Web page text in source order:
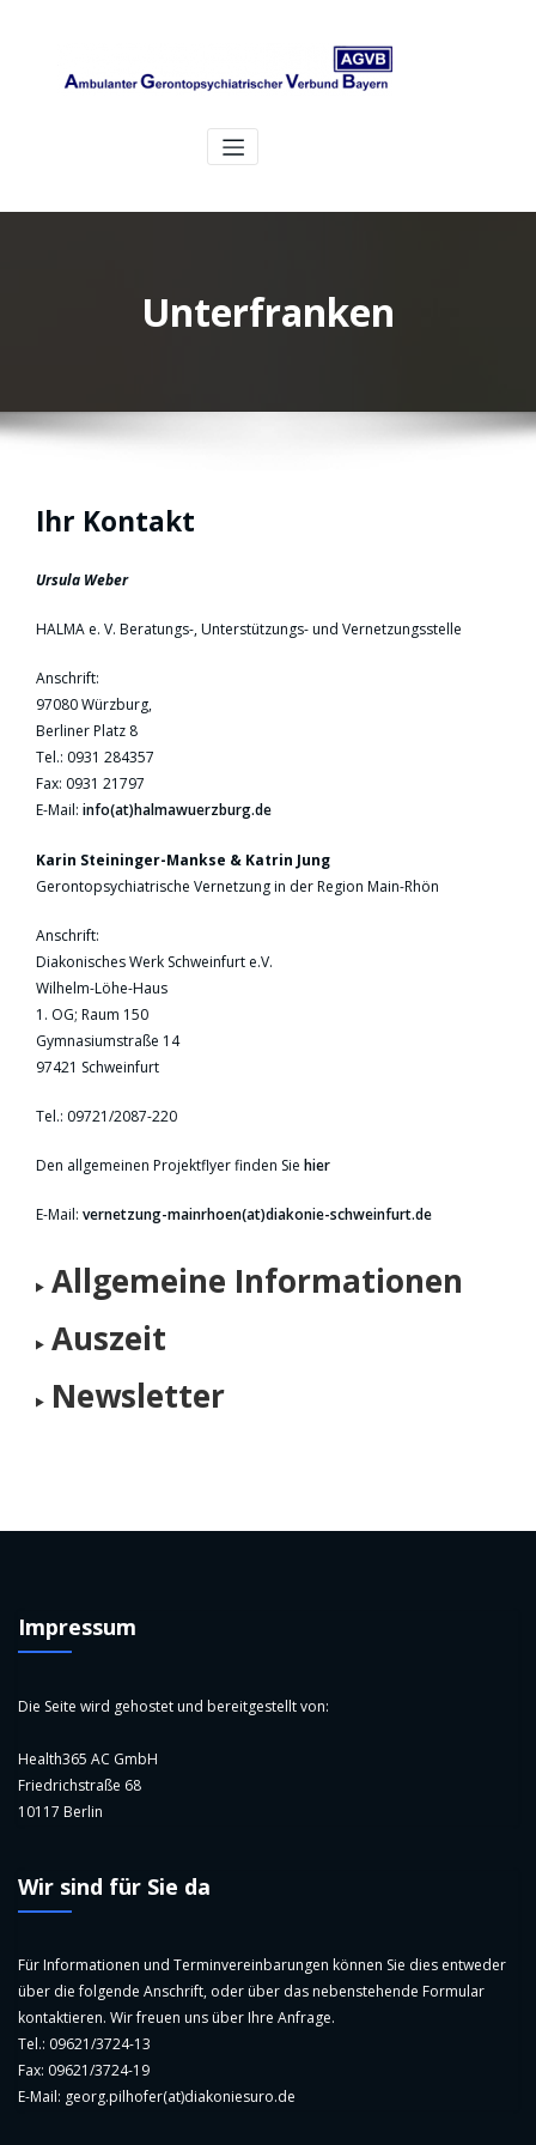
Unterfranken
Ihr Kontakt
Ursula Weber
HALMA e. V. Beratungs-, Unterstützungs- und Vernetzungsstelle
Anschrift:
97080 Würzburg,
Berliner Platz 8
Tel.: 0931 284357
Fax: 0931 21797
E-Mail: info(at)halmawuerzburg.de
Karin Steininger-Mankse & Katrin Jung
Gerontopsychiatrische Vernetzung in der Region Main-Rhön
Anschrift:
Diakonisches Werk Schweinfurt e.V.
Wilhelm-Löhe-Haus
1. OG; Raum 150
Gymnasiumstraße 14
97421 Schweinfurt
Tel.: 09721/2087-220
Den allgemeinen Projektflyer finden Sie hier
E-Mail: vernetzung-mainrhoen(at)diakonie-schweinfurt.de
Allgemeine Informationen
Auszeit
Newsletter
Impressum
Die Seite wird gehostet und bereitgestellt von:
Health365 AC GmbH
Friedrichstraße 68
10117 Berlin
Wir sind für Sie da
Für Informationen und Terminvereinbarungen können Sie dies entweder
über die folgende Anschrift, oder über das nebenstehende Formular
kontaktieren. Wir freuen uns über Ihre Anfrage.
Tel.: 09621/3724-13
Fax: 09621/3724-19
E-Mail: georg.pilhofer(at)diakoniesuro.de